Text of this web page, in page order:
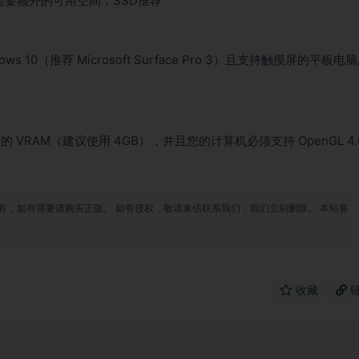
10（推荐 Microsoft Surface Pro 3）且支持触摸屏的平板电脑
VRAM（建议使用 4GB），并且您的计算机必须支持 OpenGL
如有需要请购买正版。 如有侵权，敬请来信联系我们，我们立刻删除。 本站客
收藏